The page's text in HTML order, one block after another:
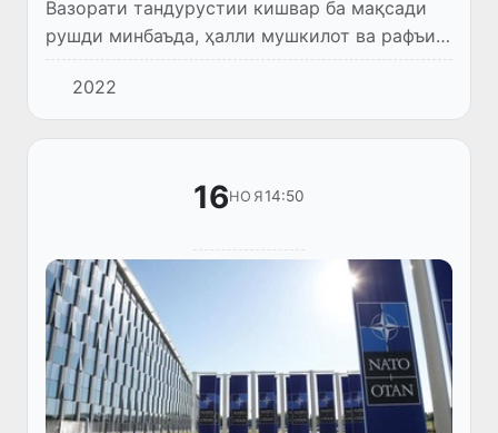
Вазорати тандурустии кишвар ба мақсади
рушди минбаъда, ҳалли мушкилот ва рафъи
камбудиҳо дар тибби ватанӣ «Call -марказ»-
и махсус таъсис дод.
2022
16НОЯ14:50